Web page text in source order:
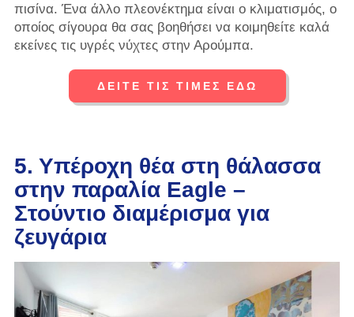
πισίνα. Ένα άλλο πλεονέκτημα είναι ο κλιματισμός, ο
οποίος σίγουρα θα σας βοηθήσει να κοιμηθείτε καλά
εκείνες τις υγρές νύχτες στην Αρούμπα.
ΔΕΙΤΕ ΤΙΣ ΤΙΜΕΣ ΕΔΩ
5. Υπέροχη θέα στη θάλασσα
στην παραλία Eagle –
Στούντιο διαμέρισμα για
ζευγάρια